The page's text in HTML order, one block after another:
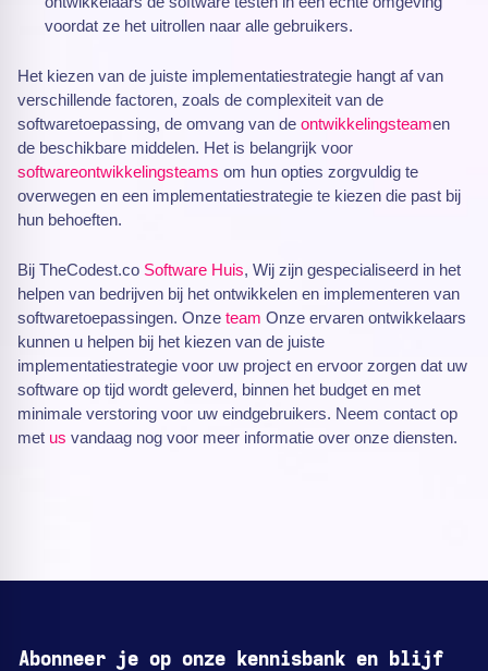
voordat ze het uitrollen naar alle gebruikers.
Het kiezen van de juiste implementatiestrategie hangt af van
verschillende factoren, zoals de complexiteit van de
softwaretoepassing, de omvang van de ontwikkelingsteamen
de beschikbare middelen. Het is belangrijk voor
softwareontwikkelingsteams om hun opties zorgvuldig te
overwegen en een implementatiestrategie te kiezen die past bij
hun behoeften.
Bij TheCodest.co Software Huis, Wij zijn gespecialiseerd in het
helpen van bedrijven bij het ontwikkelen en implementeren van
softwaretoepassingen. Onze team Onze ervaren ontwikkelaars
kunnen u helpen bij het kiezen van de juiste
implementatiestrategie voor uw project en ervoor zorgen dat uw
software op tijd wordt geleverd, binnen het budget en met
minimale verstoring voor uw eindgebruikers. Neem contact op
met us vandaag nog voor meer informatie over onze diensten.
Abonneer je op onze kennisbank en blijf